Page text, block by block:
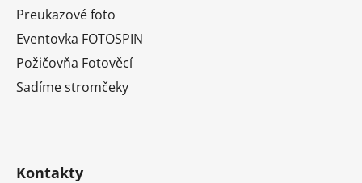
Preukazové foto
Eventovka FOTOSPIN
Požičovňa Fotověcí
Sadíme stromčeky
Kontakty